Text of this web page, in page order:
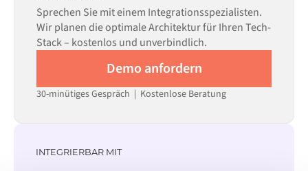
Einrichtungszeit erheblich verkürzt.
Sprechen Sie mit einem Integrationsspezialisten.
Wir planen die optimale Architektur für Ihren Tech-
Stack – kostenlos und unverbindlich.
Demo anfordern
30-minütiges Gespräch | Kostenlose Beratung
INTEGRIERBAR MIT